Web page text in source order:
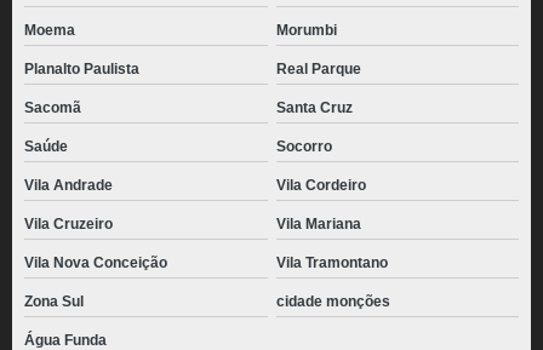
distribuidora de pão de queijo recheado com catupiry congelado Chácara
Inglesa
pão de queijo mineiro congelado Água Branca
pão de queijo congelado 1kg valor Jardim São Paulo
distribuidora de pão de queijo empanado congelado Saúde
distribuidora de pão de queijo congelado 1kg Parada Inglesa
pão de queijo mineiro congelado valor Ermelino Matarazzo
Moema Morumbi
Planalto Paulista Real Parque
Sacomã Santa Cruz
Saúde Socorro
Vila Andrade Vila Cordeiro
Vila Cruzeiro Vila Mariana
Vila Nova Conceição Vila Tramontano
Zona Sul cidade monções
Água Funda